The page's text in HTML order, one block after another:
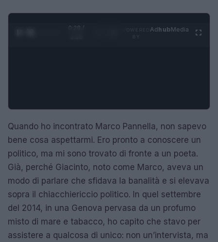
0:29 /
AdhubMedia
Quando ho incontrato Marco Pannella, non sapevo
bene cosa aspettarmi. Ero pronto a conoscere un
politico, ma mi sono trovato di fronte a un poeta.
Già, perché Giacinto, noto come Marco, aveva un
modo di parlare che sfidava la banalità e si elevava
sopra il chiacchiericcio politico. In quel settembre
del 2014, in una Genova pervasa da un profumo
misto di mare e tabacco, ho capito che stavo per
assistere a qualcosa di unico: non un’intervista, ma